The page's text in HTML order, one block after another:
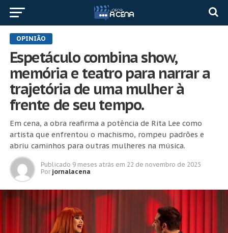
OPINIÃO
Espetáculo combina show,
memória e teatro para narrar a
trajetória de uma mulher à
frente de seu tempo.
Em cena, a obra reafirma a potência de Rita Lee como
artista que enfrentou o machismo, rompeu padrões e
abriu caminhos para outras mulheres na música.
Publicado 9 meses atrás em 22 de novembro de 2025
Por jornalacena